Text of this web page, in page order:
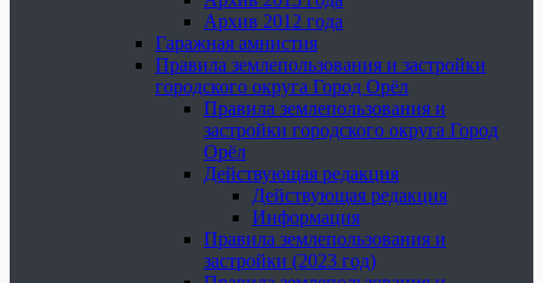
Архив 2012 года
Гаражная амнистия
Правила землепользования и застройки
городского округа Город Орёл
Правила землепользования и
застройки городского округа Город
Орёл
Действующая редакция
Действующая редакция
Информация
Правила землепользования и
застройки (2023 год)